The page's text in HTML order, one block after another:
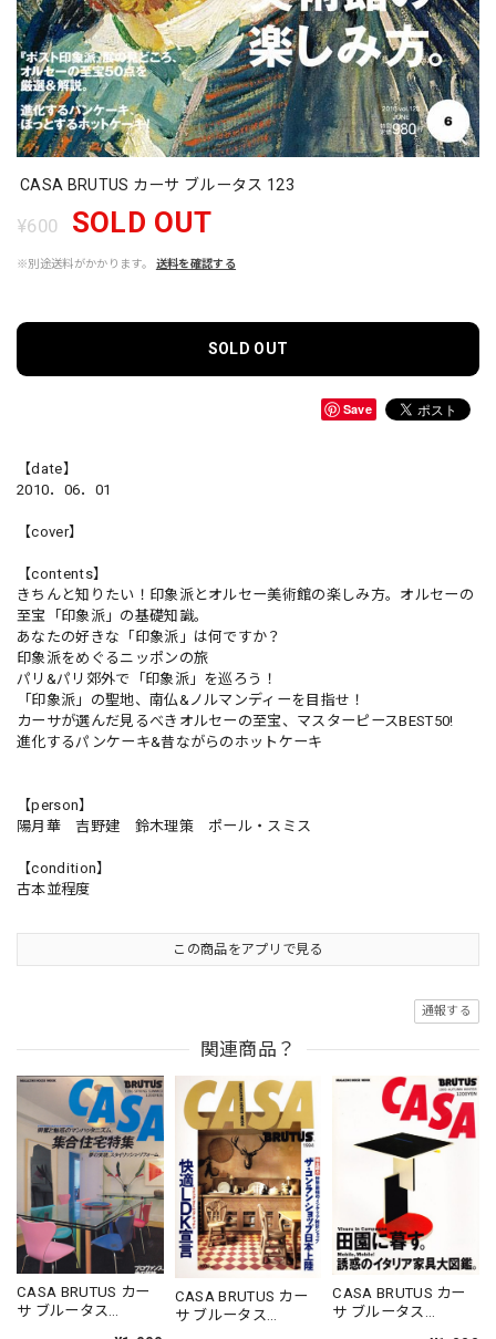
CASA BRUTUS カーサ ブルータス 123
¥600 SOLD OUT
※別途送料がかかります。 送料を確認する
SOLD OUT
Save
【date】
2010．06．01
【cover】
【contents】
きちんと知りたい！印象派とオルセー美術館の楽しみ方。オルセーの
至宝「印象派」の基礎知識。
あなたの好きな「印象派」は何ですか？
印象派をめぐるニッポンの旅
パリ&パリ郊外で「印象派」を巡ろう！
「印象派」の聖地、南仏&ノルマンディーを目指せ！
カーサが選んだ見るべきオルセーの至宝、マスターピースBEST50!
進化するパンケーキ&昔ながらのホットケーキ
【person】
陽月華 吉野建 鈴木理策 ポール・スミス
【condition】
古本並程度
この商品をアプリで見る
通報する
関連商品？
CASA BRUTUS カー
サ ブルータス
CASA BRUTUS カー
サ ブルータス
CASA BRUTUS カー
サ ブルータス